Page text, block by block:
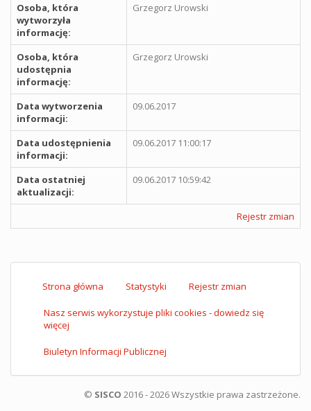
Osoba, która
wytworzyła
informację:
Grzegorz Urowski
Osoba, która
udostępnia
informację:
Grzegorz Urowski
Data wytworzenia
informacji:
09.06.2017
Data udostępnienia
informacji:
09.06.2017 11:00:17
Data ostatniej
aktualizacji:
09.06.2017 10:59:42
Rejestr zmian
Strona główna Statystyki Rejestr zmian
Nasz serwis wykorzystuje pliki cookies - dowiedz się
więcej
Biuletyn Informacji Publicznej
© SISCO 2016 - 2026 Wszystkie prawa zastrzeżone.